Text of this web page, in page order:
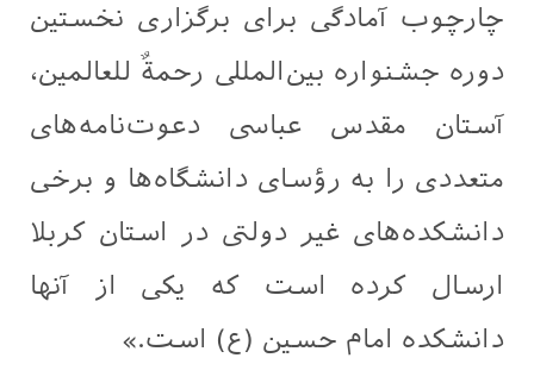
چارچوب آمادگی برای برگزاری نخستین
دوره جشنواره بین‌المللی رحمةٌ للعالمین،
آستان مقدس عباسی دعوت‌نامه‌های
متعددی را به رؤسای دانشگاه‌ها و برخی
دانشکده‌های غیر دولتی در استان کربلا
ارسال کرده است که یکی از آنها
دانشکده امام حسین (ع) است.»